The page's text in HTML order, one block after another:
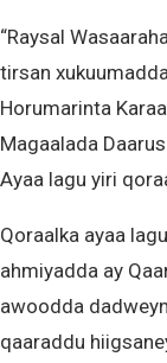
“Raysal
tirsan
Horumarinta
Magaalada
Ayaa lagu yiri
Qoraalka ayaa
ahmiyadda ay
awoodda
qaaraddu